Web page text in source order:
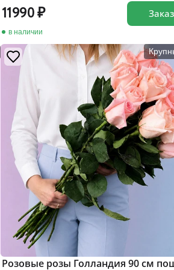
11990
в наличии
Розовые розы Голландия 90 см